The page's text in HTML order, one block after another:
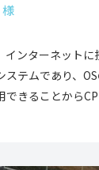
インターネット
ステムであり、
できることから